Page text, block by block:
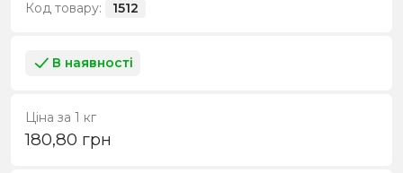
Код товару: 1512
В наявності
Ціна за 1 кг
180,80 грн